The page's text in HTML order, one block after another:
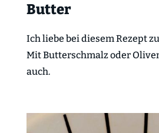
Butter
Ich liebe bei diesem Rezept
Mit Butterschmalz oder
auch.